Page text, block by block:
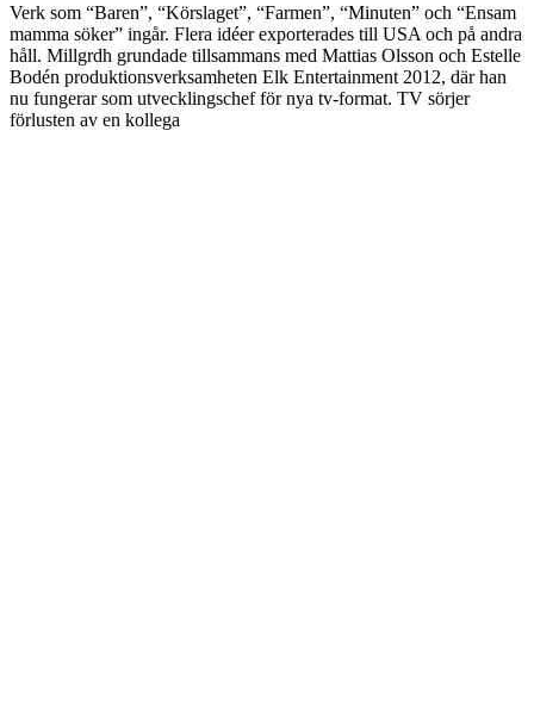
Verk som “Baren”, “Körslaget”, “Farmen”, “Minuten” och “Ensam
mamma söker” ingår. Flera idéer exporterades till USA och på andra
håll. Millgrdh grundade tillsammans med Mattias Olsson och Estelle
Bodén produktionsverksamheten Elk Entertainment 2012, där han
nu fungerar som utvecklingschef för nya tv-format. TV sörjer
förlusten av en kollega